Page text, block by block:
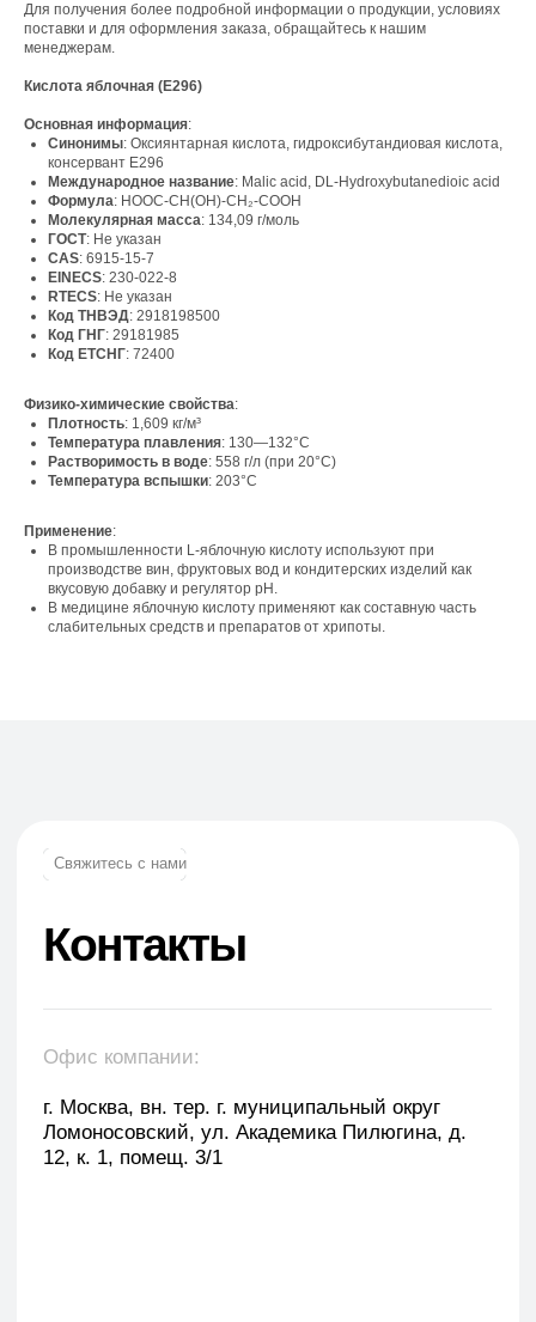
Для получения более подробной информации о продукции, условиях
поставки и для оформления заказа, обращайтесь к нашим
менеджерам.
Кислота яблочная (E296)
Основная информация:
Синонимы: Оксиянтарная кислота, гидроксибутандиовая кислота,
консервант E296
Международное название: Malic acid, DL-Hydroxybutanedioic acid
Формула: HOOC-CH(OH)-CH₂-COOH
Молекулярная масса: 134,09 г/моль
ГОСТ: Не указан
CAS: 6915-15-7
EINECS: 230-022-8
RTECS: Не указан
Код ТНВЭД: 2918198500
Код ГНГ: 29181985
Код ЕТСНГ: 72400
Физико-химические свойства:
Плотность: 1,609 кг/м³
Температура плавления: 130—132°C
Растворимость в воде: 558 г/л (при 20°C)
Температура вспышки: 203°C
Применение:
В промышленности L-яблочную кислоту используют при
производстве вин, фруктовых вод и кондитерских изделий как
вкусовую добавку и регулятор pH.
В медицине яблочную кислоту применяют как составную часть
слабительных средств и препаратов от хрипоты.
Контакты
E-mail:
г. Москва, вн. тер. г. муниципальный округ
Ломоносовский, ул. Академика Пилюгина, д.
12, к. 1, помещ. 3/1